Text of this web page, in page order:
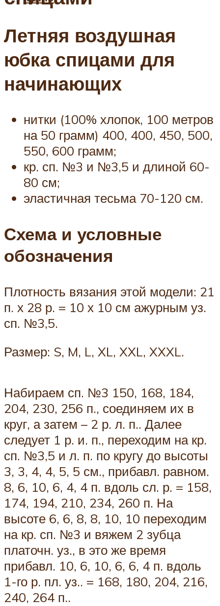
Летняя воздушная
юбка спицами для
начинающих
нитки (100% хлопок, 100 метров
на 50 грамм) 400, 400, 450, 500,
550, 600 грамм;
кр. сп. №3 и №3,5 и длиной 60-
80 см;
эластичная тесьма 70-120 см.
Схема и условные
обозначения
Плотность вязания этой модели: 21
п. х 28 р. = 10 х 10 см ажурным уз.
сп. №3,5.
Размер: S, M, L, XL, XXL, XXXL.
Набираем сп. №3 150, 168, 184,
204, 230, 256 п., соединяем их в
круг, а затем – 2 р. л. п.. Далее
следует 1 р. и. п., переходим на кр.
сп. №3,5 и л. п. по кругу до высоты
3, 3, 4, 4, 5, 5 см., прибавл. равном.
8, 6, 10, 6, 4, 4 п. вдоль сл. р. = 158,
174, 194, 210, 234, 260 п. На
высоте 6, 6, 8, 8, 10, 10 переходим
на кр. сп. №3 и вяжем 2 зубца
платочн. уз., в это же время
прибавл. 10, 6, 10, 6, 6, 4 п. вдоль
1-го р. пл. уз.. = 168, 180, 204, 216,
240, 264 п..